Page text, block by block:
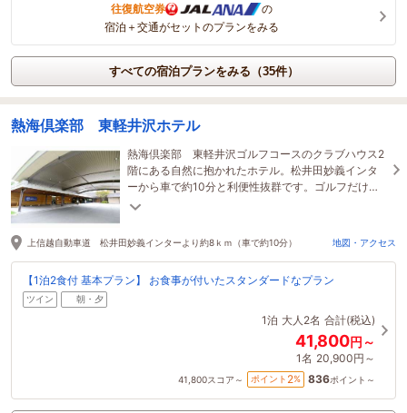
往復航空券
の
宿泊＋交通がセットのプランをみる
すべての宿泊プランをみる（35件）
熱海倶楽部 東軽井沢ホテル
熱海倶楽部 東軽井沢ゴルフコースのクラブハウス2
階にある自然に抱かれたホテル。松井田妙義インタ
ーから車で約10分と利便性抜群です。ゴルフだけで
なく観光やビジネスの拠点にもご利用いただけま
上信越自動車道 松井田妙義インターより約8ｋｍ（車で約10分） 地図・アクセス
【1泊2食付 基本プラン】 お食事が付いたスタンダードなプラン
ツイン 朝・夕
1泊 大人2名 合計(税込)
41,800円～
1名 20,900円～
41,800スコア～ ポイント 2% 836ポイント～